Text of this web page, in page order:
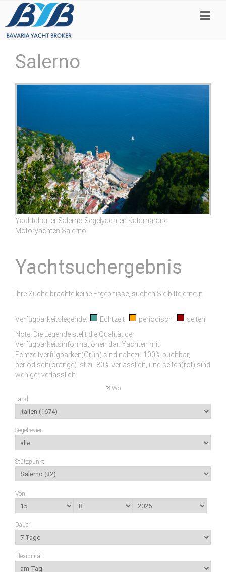
Salerno
Yachtcharter Salerno Segelyachten Katamarane
Motoryachten Salerno
Yachtsuchergebnis
Ihre Suche brachte keine Ergebnisse, suchen Sie bitte erneut
Verfügbarkeitslegende: Echtzeit periodisch
selten
Note: Die Legende stellt die Qualität der
Verfügbarkeitsinformationen dar. Yachten mit
Echtzeitverfügbarkeit(Grün) sind nahezu 100% buchbar,
periodisch(orange) ist zu 80% verlässlich, und selten(rot) sind
weniger verlässlich.
Wo
Land:
Segelrevier:
Stützpunkt:
Von:
Dauer:
Flexibilität: